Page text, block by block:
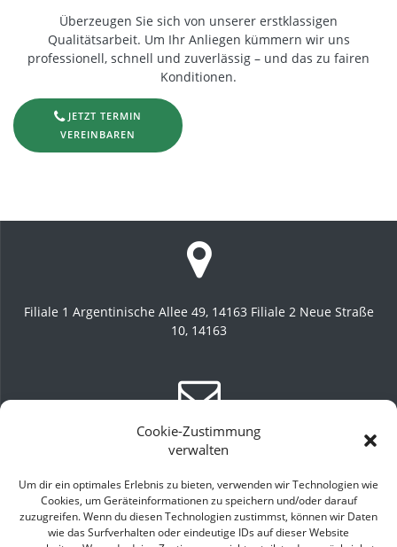
Cookie-Zustimmung
verwalten
Um dir ein optimales Erlebnis zu bieten, verwenden wir Technologien wie
Cookies, um Geräteinformationen zu speichern und/oder darauf
zuzugreifen. Wenn du diesen Technologien zustimmst, können wir Daten
wie das Surfverhalten oder eindeutige IDs auf dieser Website
Überzeugen Sie sich von unserer erstklassigen
Qualitätsarbeit. Um Ihr Anliegen kümmern wir uns
professionell, schnell und zuverlässig – und das zu fairen
Konditionen.
JETZT TERMIN
VEREINBAREN
Filiale 1 Argentinische Allee 49, 14163 Filiale 2 Neue Straße
10, 14163
filiale1@kvg-meisterbetrieb.de filiale2@kvg-meisterbetrieb.de